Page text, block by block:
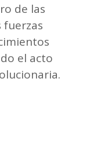
de las
fuerzas
el acto